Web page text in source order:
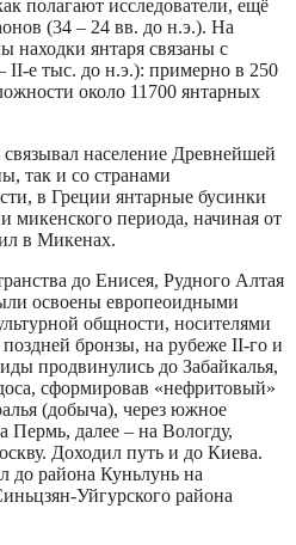
полагают исследователи, ещё
(34 – 24 вв. до н.э.). На
находки янтаря связаны с
II-е тыс. до н.э.): примерно в 250
около 11700 янтарных
население Древнейшей
так и со странами
в Греции янтарные бусинки
микенского периода, начиная от
в Микенах.
до Енисея, Рудного Алтая
освоены европеоидными
общности, носителями
бронзы, на рубеже II-го и
продвинулись до Забайкалья,
сформировав «нефритовый»
(добыча), через южное
Пермь, далее – на Вологду,
Доходил путь и до Киева.
до района Куньлунь на
Уйгурского района